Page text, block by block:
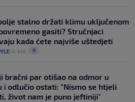
stalno držati klimu uključenom
gasiti? Stručnjaci
kada ćete najviše uštedjeti
4. kol. 0
bračni par otišao na odmor u
i odlučio ostati: "Nismo se htjeli
život nam je puno jeftiniji"